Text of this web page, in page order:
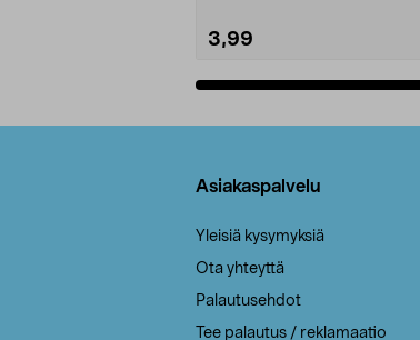
3,99
Asiakaspalvelu
Yleisiä kysymyksiä
Ota yhteyttä
Palautusehdot
Tee palautus / reklamaatio